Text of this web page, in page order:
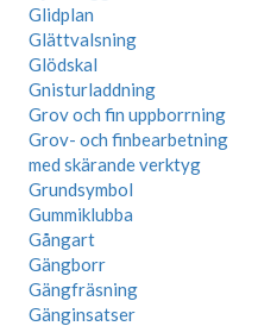
Glidplan
Glättvalsning
Glödskal
Gnisturladdning
Grov och fin uppborrning
Grov- och finbearbetning
med skärande verktyg
Grundsymbol
Gummiklubba
Gångart
Gängborr
Gängfräsning
Gänginsatser